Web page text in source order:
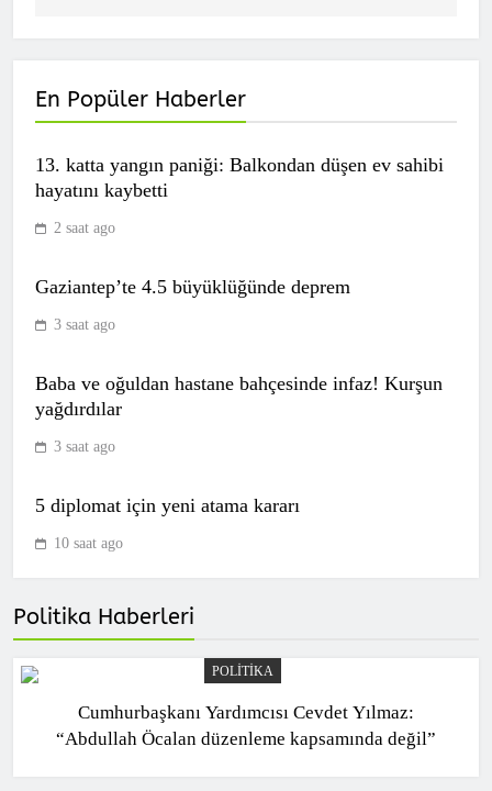
Politika Haberleri
POLITIKA
Cumhurbaşkanı Yardımcısı Cevdet Yılmaz:
“Abdullah Öcalan düzenleme kapsamında değil”
En Popüler Haberler
13. katta yangın paniği: Balkondan düşen ev sahibi
hayatını kaybetti
2 saat ago
Gaziantep’te 4.5 büyüklüğünde deprem
3 saat ago
Baba ve oğuldan hastane bahçesinde infaz! Kurşun
yağdırdılar
3 saat ago
5 diplomat için yeni atama kararı
10 saat ago
SPOR
8
9
Four’da!
(Özet) Admira WM – Fenerbahçe Maçı
Özeti ve Tüm Önemli Anları
SPOR